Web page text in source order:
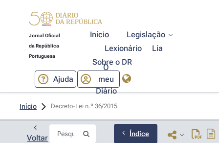
Jornal Oficial
da República
Portuguesa
Início
Legislação
Lexionário
Lia
Sobre o DR
Ajuda
O
meu
Diário
Início Decreto-Lei n.º 36/2015
Voltar Índice